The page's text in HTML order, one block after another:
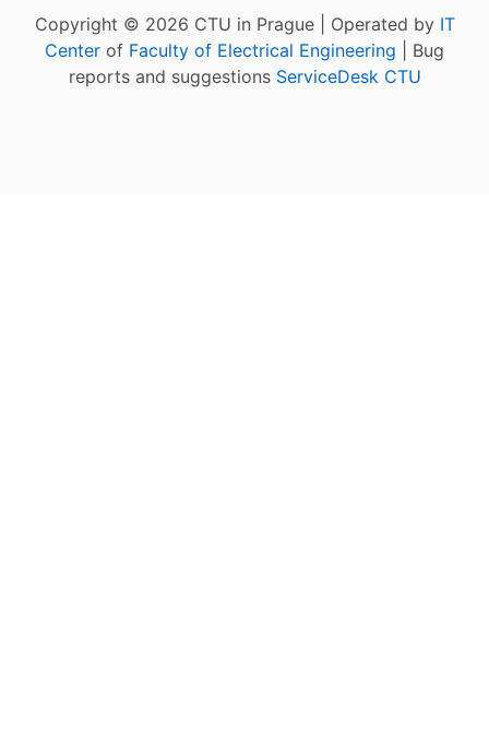
Copyright © 2026 CTU in Prague | Operated by IT
Center of Faculty of Electrical Engineering | Bug
reports and suggestions ServiceDesk CTU